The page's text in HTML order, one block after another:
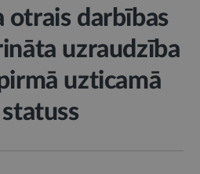
otrais darbības
uzraudzība
uzticamā